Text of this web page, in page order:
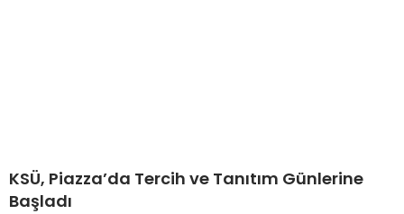
KSÜ, Piazza’da Tercih ve Tanıtım Günlerine
Başladı